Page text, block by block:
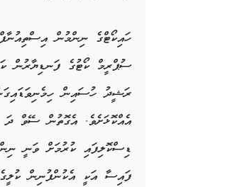
ހައިކޯޓްގެ ނިންމުން
ސުޕްރީމް ކޯޓުގެ ފަނޑިޔާރުން
ރަޝީދު ހުސައިން
އެއްކޮޅަށެވެ. އެގޮތުން ސޭވް
ޑިސްކޮލިފައި ކުރުމަށް ވަނީ
ފައިސާ އަކީ އެކުންފުނިން